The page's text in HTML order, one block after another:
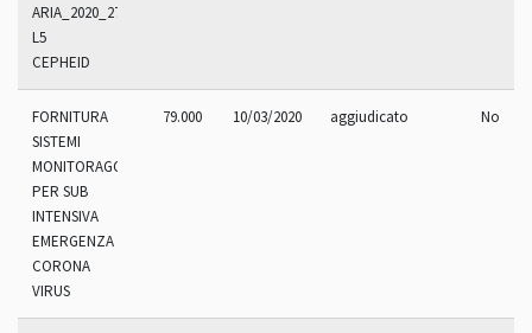
ARIA_2020_270.4R
L5
CEPHEID
FORNITURA
SISTEMI
MONITORAGGIO
PER SUB
INTENSIVA
EMERGENZA
CORONA
VIRUS
79.000 10/03/2020 aggiudicato No